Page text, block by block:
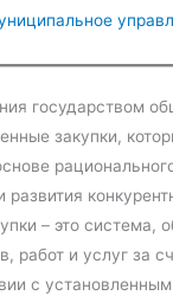
государством
закупки,
– это система,
работ и услуг за
с